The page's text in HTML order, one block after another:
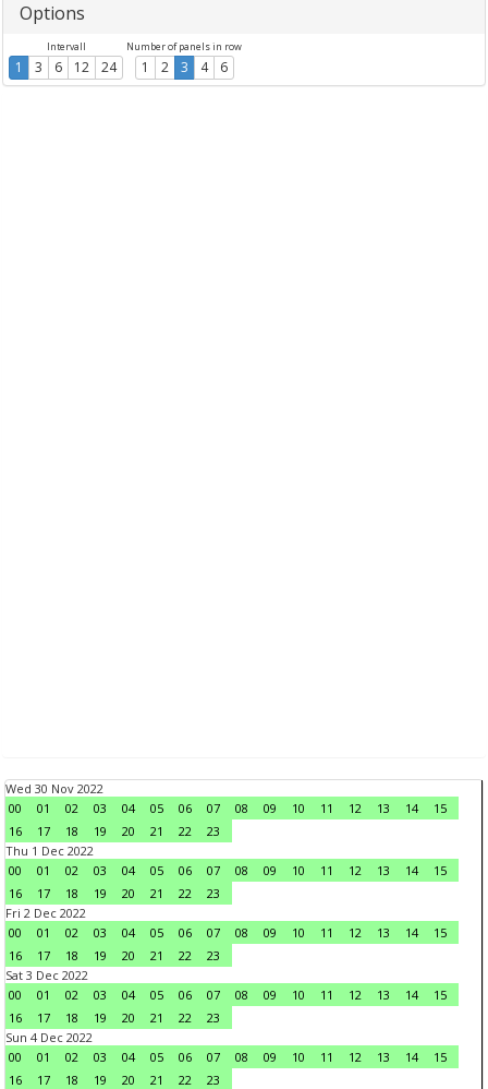
Options
Intervall
1 3 6 12 24
Number of panels in row
1 2 3 4 6
Wed 30 Nov 2022
00
01 02 03 04 05 06 07 08 09 10 11 12 13 14
15
16
17 18 19 20 21 22
23
Thu 1 Dec 2022
00
01 02 03 04 05 06 07 08 09 10 11 12 13 14
15
16
17 18 19 20 21 22
23
Fri 2 Dec 2022
00
01 02 03 04 05 06 07 08 09 10 11 12 13 14
15
16
17 18 19 20 21 22
23
Sat 3 Dec 2022
00
01 02 03 04 05 06 07 08 09 10 11 12 13 14
15
16
17 18 19 20 21 22
23
Sun 4 Dec 2022
00
01 02 03 04 05 06 07 08 09 10 11 12 13 14
15
16
17 18 19 20 21 22
23